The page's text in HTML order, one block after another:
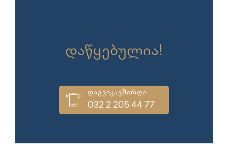
დაწყებულია!
დაგვიკავშირდი
032 2 205 44 77